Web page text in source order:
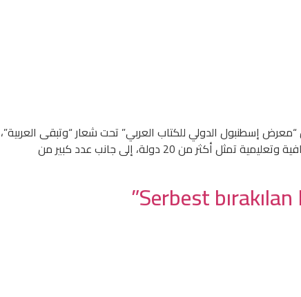
إسطنبول الدولي للكتاب العربي” تحت شعار “وتبقى العربية”،
في الفترة من 9 إلى 17 أغسطس/آب 2025، داخل صالة أوراسيا – مركز يني كابي للمعارض. يشارك في المعرض قرابة 300 دار نشر ومؤسسة ثقافية وتعليمية تمثل أكثر من 20 دولة، إلى جانب عدد كبير من
Serbest